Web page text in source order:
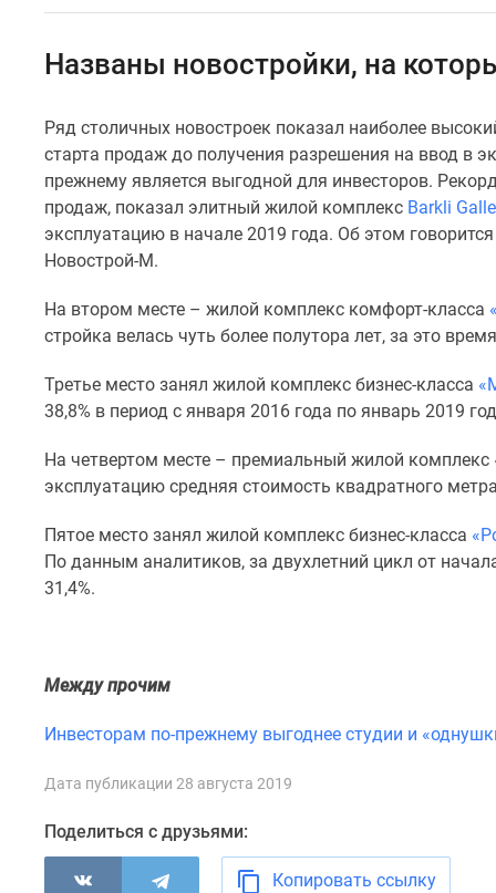
помещения
застройщики
Панорамы
новостроек
новостроек
Экспертиза
новостроек
Москвы
Студии
комнатные
комнатные
Квартиры
Ипотечный
Военная
программы
Медиа
недвижимости
Мнение
Названы новостройки, на
Ряд столичных новостроек показал наиболее
старта продаж до получения разрешения на ввод в
прежнему является выгодной для инвесторов.
продаж, показал элитный жилой комплекс Barkli
эксплуатацию в начале 2019 года. Об этом
Новострой-М.
На втором месте – жилой комплекс комфорт-класса
стройка велась чуть более полутора лет, за это
Третье место занял жилой комплекс бизнес-класса
38,8% в период с января 2016 года по январь 2019
На четвертом месте – премиальный жилой комплекс
эксплуатацию средняя стоимость квадратного
Пятое место занял жилой комплекс бизнес-класса
По данным аналитиков, за двухлетний цикл от
31,4%.
Между прочим
Инвесторам по-прежнему выгоднее студии и
Дата публикации 28 августа 2019
Поделиться с друзьями:
Копировать ссылку